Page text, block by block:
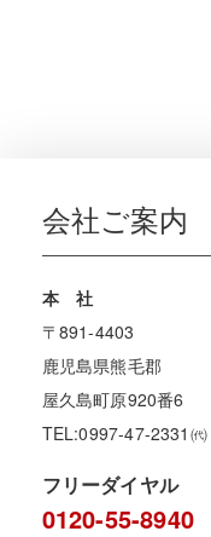
会社ご案内
本 社
〒891-4403
鹿児島県熊毛郡
屋久島町原920番6
TEL:0997-47-2331㈹
フリーダイヤル
0120-55-8940